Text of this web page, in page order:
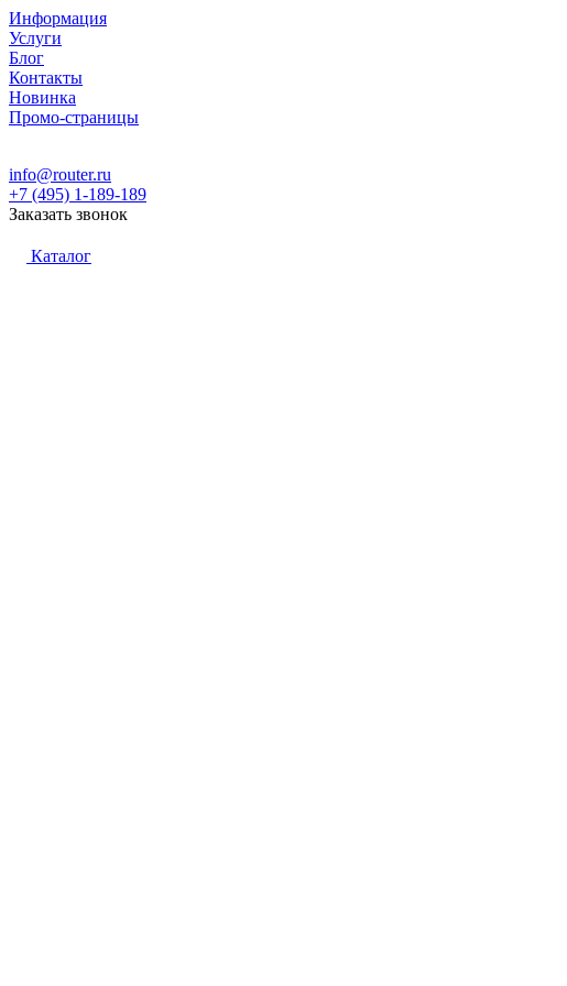
Информация
Услуги
Блог
Контакты
Новинка
Промо-страницы
info@router.ru
+7 (495) 1-189-189
Заказать звонок
Каталог